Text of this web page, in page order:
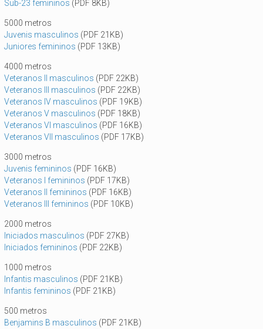
Sub-23 femininos (PDF 8KB)
5000 metros
Juvenis masculinos (PDF 21KB)
Juniores femininos (PDF 13KB)
4000 metros
Veteranos II masculinos (PDF 22KB)
Veteranos III masculinos (PDF 22KB)
Veteranos IV masculinos (PDF 19KB)
Veteranos V masculinos (PDF 18KB)
Veteranos VI masculinos (PDF 16KB)
Veteranos VII masculinos (PDF 17KB)
3000 metros
Juvenis femininos (PDF 16KB)
Veteranos I femininos (PDF 17KB)
Veteranos II femininos (PDF 16KB)
Veteranos III femininos (PDF 10KB)
2000 metros
Iniciados masculinos (PDF 27KB)
Iniciados femininos (PDF 22KB)
1000 metros
Infantis masculinos (PDF 21KB)
Infantis femininos (PDF 21KB)
500 metros
Benjamins B masculinos (PDF 21KB)